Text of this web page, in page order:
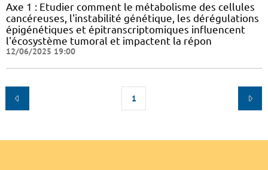
Axe 1 : Etudier comment le métabolisme des cellules
cancéreuses, l'instabilité génétique, les dérégulations
épigénétiques et épitranscriptomiques influencent
l'écosystème tumoral et impactent la répon
12/06/2025 19:00
1